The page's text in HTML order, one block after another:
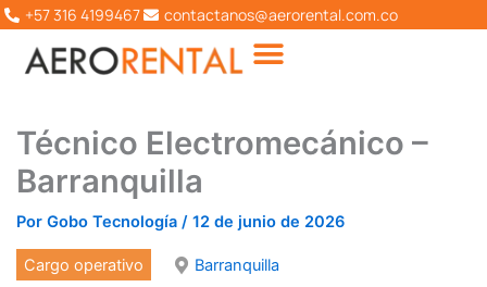
Ir
contenido
+57 316 4199467 contactanos@aerorental.com.co
Técnico Electromecánico –
Barranquilla
Por Gobo Tecnología / 12 de junio de 2026
Cargo operativo
Barranquilla